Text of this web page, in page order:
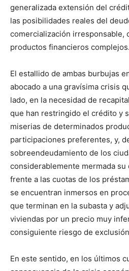
generalizada extensión del
las posibilidades reales del
comercialización irresponsable,
productos financieros complejos.
El estallido de ambas burbujas
abocado a una gravísima crisis
lado, en la necesidad de
que han restringido el crédito y
miserias de determinados
participaciones preferentes, y,
sobreendeudamiento de los
considerablemente mermada su
frente a las cuotas de los
se encuentran inmersos en
que terminan en la subasta y
viviendas por un precio muy
consiguiente riesgo de
En este sentido, en los últimos